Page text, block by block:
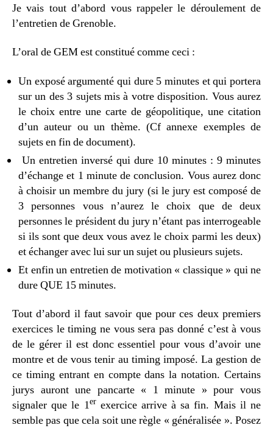
Je vais tout d’abord vous rappeler le déroulement de
l’entretien de Grenoble.
L’oral de GEM est constitué comme ceci :
Un exposé argumenté qui dure 5 minutes et qui portera
sur un des 3 sujets mis à votre disposition. Vous aurez
le choix entre une carte de géopolitique, une citation
d’un auteur ou un thème. (Cf annexe exemples de
sujets en fin de document).
Un entretien inversé qui dure 10 minutes : 9 minutes
d’échange et 1 minute de conclusion. Vous aurez donc
à choisir un membre du jury (si le jury est composé de
3 personnes vous n’aurez le choix que de deux
personnes le président du jury n’étant pas interrogeable
si ils sont que deux vous avez le choix parmi les deux)
et échanger avec lui sur un sujet ou plusieurs sujets.
Et enfin un entretien de motivation « classique » qui ne
dure QUE 15 minutes.
Tout d’abord il faut savoir que pour ces deux premiers
exercices le timing ne vous sera pas donné c’est à vous
de le gérer il est donc essentiel pour vous d’avoir une
montre et de vous tenir au timing imposé. La gestion de
ce timing entrant en compte dans la notation. Certains
jurys auront une pancarte « 1 minute » pour vous
signaler que le 1erexercice arrive à sa fin. Mais il ne
semble pas que cela soit une règle « généralisée ». Posez